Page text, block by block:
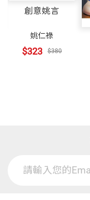
創意姚言
姚仁祿
$323 $380